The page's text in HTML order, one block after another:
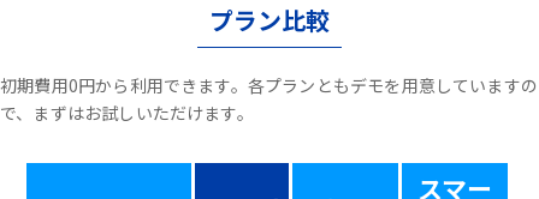
プラン比較
初期費用0円から利用できます。各プランともデモを用意していますの
で、まずはお試しいただけます。
スマー